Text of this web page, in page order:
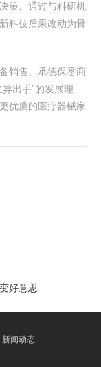
策。通过与科研机
科技后果改动为骨
销售、承德保番商
出手”的发展理
优质的医疗器械家
好意思
新闻动态